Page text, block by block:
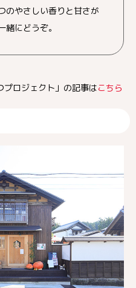
のやさしい香りと甘さが
にどうぞ。
プロジェクト」の記事はこちら